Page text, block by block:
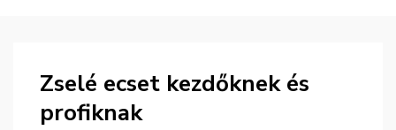
Zselé ecset kezdőknek és
profiknak